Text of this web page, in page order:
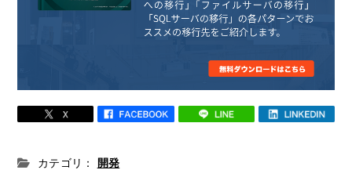
カテゴリ：
開発